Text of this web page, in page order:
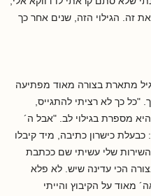
זה. הגילוי הזה, שנים אחר כך
מתארת בצורה מאוד מפתיעה
כך לא רציתי להתגייס,
מספרת בגילוי לב. "אבל ה´
כישרון כתיבה, מיד קיבלו
השירות שלי עשיתי שם ככתבת
הכי עדינה שיש. לא פלא
מאוד על הקיבוץ והייתי